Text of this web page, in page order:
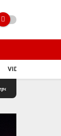
VIDIO
Taruna Lampung: